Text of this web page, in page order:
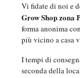
Vi fidate di noi e
Grow Shop zona
forma anonima
più vicino a casa
I tempi di
seconda della